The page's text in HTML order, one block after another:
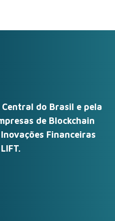
do Brasil e pela
de Blockchain
Financeiras